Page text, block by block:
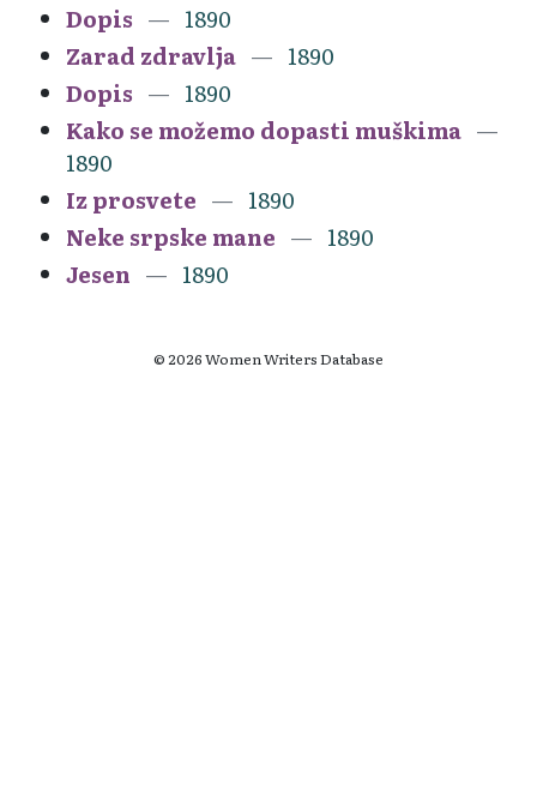
Dopis
1890
Zarad zdravlja
1890
Dopis
1890
Kako se možemo dopasti muškima
1890
Iz prosvete
1890
Neke srpske mane
1890
Jesen
1890
© 2026 Women Writers Database